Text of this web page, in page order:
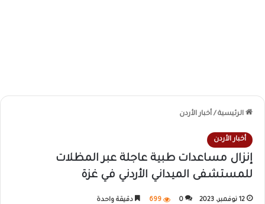
الرئيسية / أخبار الأردن
أخبار الأردن
إنزال مساعدات طبية عاجلة عبر المظلات
للمستشفى الميداني الأردني في غزة
12 نوفمبر، 2023 0
699 دقيقة واحدة